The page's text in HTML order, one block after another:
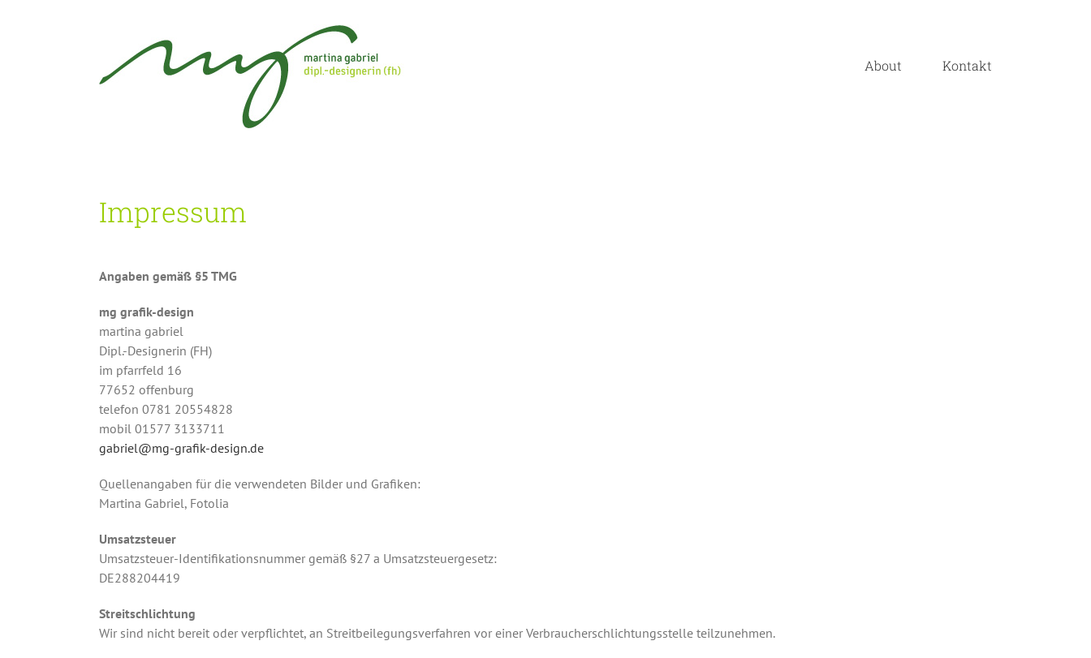
About Kontakt
Impressum
Angaben gemäß §5 TMG
mg grafik-design
martina gabriel
Dipl.-Designerin (FH)
im pfarrfeld 16
77652 offenburg
telefon 0781 20554828
mobil 01577 3133711
gabriel@mg-grafik-design.de
Quellenangaben für die verwendeten Bilder und Grafiken:
Martina Gabriel, Fotolia
Umsatzsteuer
Umsatzsteuer-Identifikationsnummer gemäß §27 a Umsatzsteuergesetz:
DE288204419
Streitschlichtung
Wir sind nicht bereit oder verpflichtet, an Streitbeilegungsverfahren vor einer Verbraucherschlichtungsstelle teilzunehmen.